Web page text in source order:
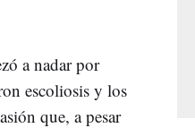
a nadar por
escoliosis y los
que, a pesar